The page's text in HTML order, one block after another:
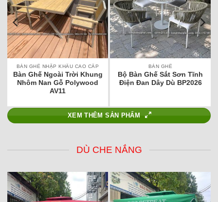
BÀN GHẾ NHẬP KHẨU CAO CẤP
Bàn Ghế Ngoài Trời Khung
Nhôm Nan Gỗ Polywood
AV11
BÀN GHẾ
Bộ Bàn Ghế Sắt Sơn Tĩnh
Điện Đan Dây Dù BP2026
XEM THÊM SẢN PHẨM
DÙ CHE NẮNG